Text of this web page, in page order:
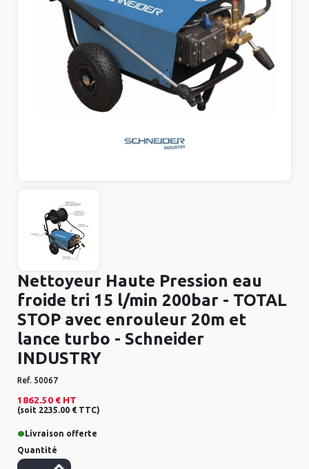
Nettoyeur Haute Pression eau
froide tri 15 l/min 200bar - TOTAL
STOP avec enrouleur 20m et
lance turbo - Schneider
INDUSTRY
Ref. 50067
1862.50 € HT
(soit 2235.00 € TTC)
•Livraison offerte
Quantité